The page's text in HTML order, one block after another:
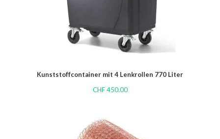
Kunststoffcontainer mit 4 Lenkrollen 770 Liter
CHF450.00